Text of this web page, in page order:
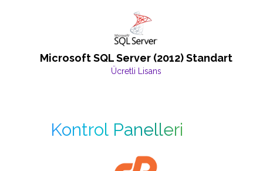
Microsoft SQL Server (2012) Standart
Ücretli Lisans
Kontrol Panelleri